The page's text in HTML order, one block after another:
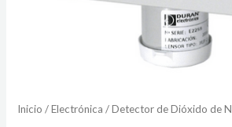
Inicio /Electrónica / Detector de Dióxido de